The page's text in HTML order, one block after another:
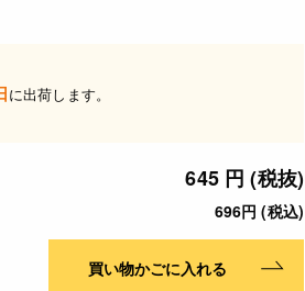
に出荷します。
645 円 (税抜)
696円 (税込)
買い物かごに入れる